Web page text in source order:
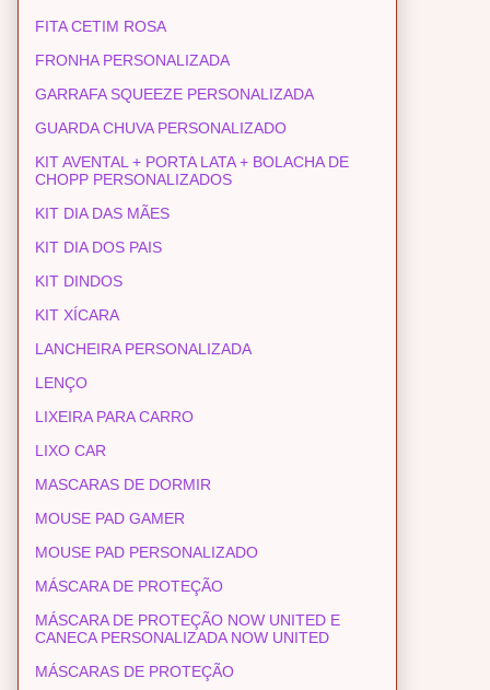
FITA CETIM ROSA
FRONHA PERSONALIZADA
GARRAFA SQUEEZE PERSONALIZADA
GUARDA CHUVA PERSONALIZADO
KIT AVENTAL + PORTA LATA + BOLACHA DE
CHOPP PERSONALIZADOS
KIT DIA DAS MÃES
KIT DIA DOS PAIS
KIT DINDOS
KIT XÍCARA
LANCHEIRA PERSONALIZADA
LENÇO
LIXEIRA PARA CARRO
LIXO CAR
MASCARAS DE DORMIR
MOUSE PAD GAMER
MOUSE PAD PERSONALIZADO
MÁSCARA DE PROTEÇÃO
MÁSCARA DE PROTEÇÃO NOW UNITED E
CANECA PERSONALIZADA NOW UNITED
MÁSCARAS DE PROTEÇÃO